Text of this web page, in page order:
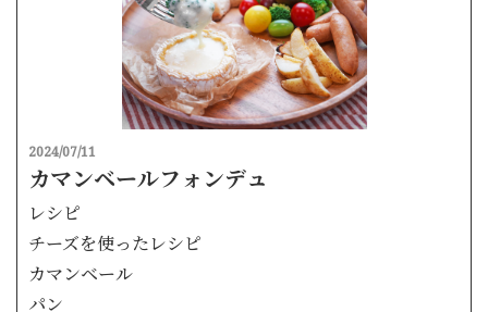
2024/07/11
カマンベールフォンデュ
レシピ
チーズを使ったレシピ
カマンベール
パン